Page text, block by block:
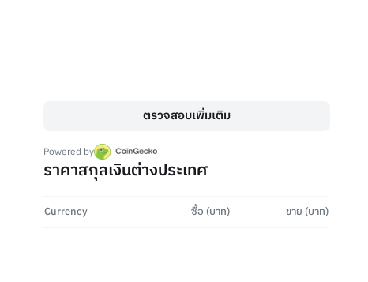
ตรวจสอบเพิ่มเติม
Powered by
ราคาสกุลเงินต่างประเทศ
Currency ซื้อ (บาท) ขาย (บาท)